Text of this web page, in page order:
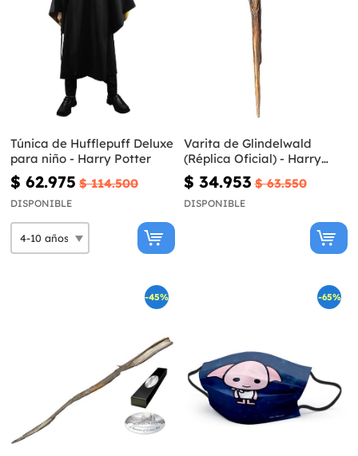
Túnica de Hufflepuff Deluxe
para niño - Harry Potter
$ 62.975 $ 114.500
DISPONIBLE
Varita de Glindelwald
(Réplica Oficial) - Harry
Potter y las Reliquias de la
Muerte
$ 34.953 $ 63.550
DISPONIBLE
-45% -65%